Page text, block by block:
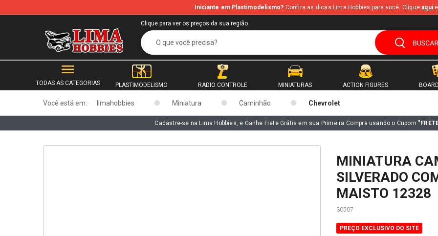
b
Iniciante em Plastimodelismo? Confira as dicas Lima Hobbies para você. Cliqueaqui
Clique para ver os preços da sua região
TODAS AS CATEGORIAS PLASTIMODELISMO RADIO CONTROLE MINIATURAS ACTION FIGURES
Você está em: limahobbies Miniatura Caminhão Chevrolet
Cadastre-se na Lima Hobbies, e Ganhe Frete Grátis em sua Primeira Compra usando o Cupom
MINIATURA
SILVERADO
MAISTO 12328
30507
PREÇO EXCLUSIVO DO SITE